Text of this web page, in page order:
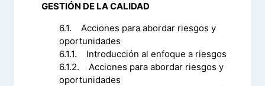
GESTIÓN DE LA CALIDAD
6.1. Acciones para abordar riesgos y
oportunidades
6.1.1. Introducción al enfoque a riesgos
6.1.2. Acciones para abordar riesgos y
oportunidades